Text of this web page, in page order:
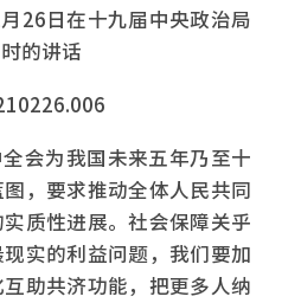
26日在十九届中央政治局
的讲话
会为我国未来五年乃至十
，要求推动全体人民共同
质性进展。社会保障关乎
实的利益问题，我们要加
助共济功能，把更多人纳